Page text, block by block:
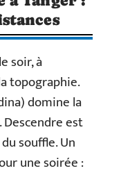
soir, à
topographie.
domine la
est
souffle. Un
une soirée :